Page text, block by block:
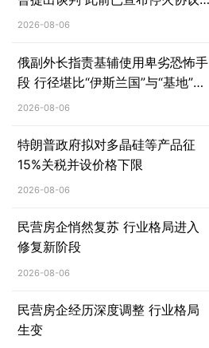
失效
2026-08-06
俄副外长指责基辅使用卑劣恐怖手
段 行径堪比“伊斯兰国”与“基地”组
织
2026-08-06
特朗普政府拟对多晶硅等产品征
15%关税并设价格下限
2026-08-06
民营房企悄然复苏 行业格局进入
修复新阶段
2026-08-06
民营房企经历深度调整 行业格局
生变